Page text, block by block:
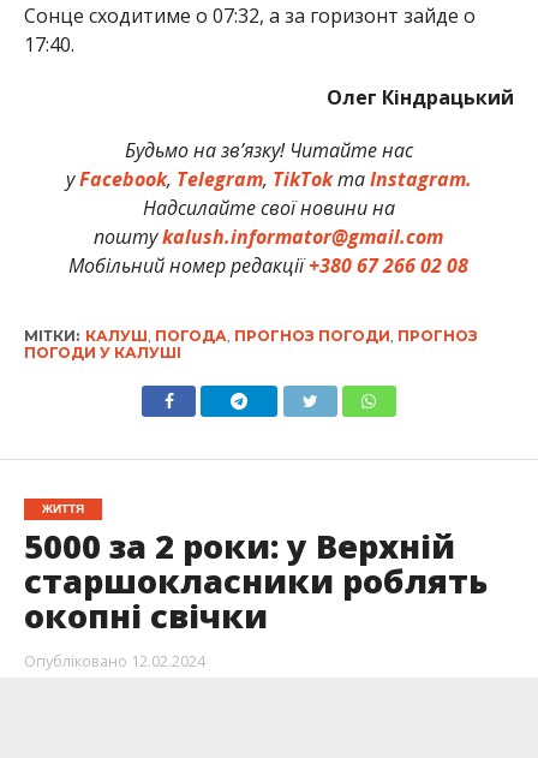
Сонце сходитиме о 07:32, а за горизонт зайде о
17:40.
Олег Кіндрацький
Будьмо на зв’язку! Читайте нас
уFacebook, Telegram, TikTokтаInstagram.
Надсилайте свої новини на
поштуkalush.informator@gmail.com
Мобільний номер редакції+380 67 266 02 08
МІТКИ: КАЛУШ ПОГОДА ПРОГНОЗ ПОГОДИ ПРОГНОЗ
ПОГОДИ У КАЛУШІ
ЖИТТЯ
5000 за 2 роки: у Верхній
старшокласники роблять
окопні свічки
Опубліковано 12.02.2024